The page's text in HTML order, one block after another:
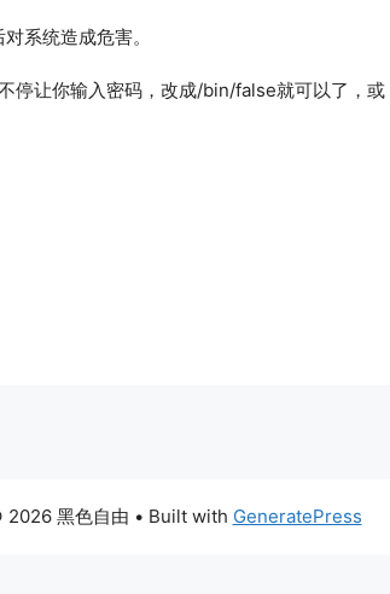
系统造成危害。
停让你输入密码，改成/bin/false就可以了，或
2026 黑色自由 • Built with GeneratePress